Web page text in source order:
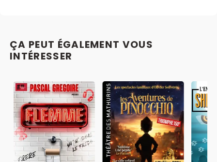
ÇA PEUT ÉGALEMENT VOUS
INTÉRESSER